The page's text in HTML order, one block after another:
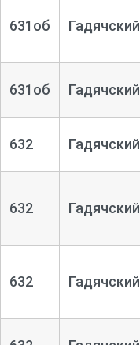
631об Гадячский
631об Гадячский
632 Гадячский
632 Гадячский
632 Гадячский